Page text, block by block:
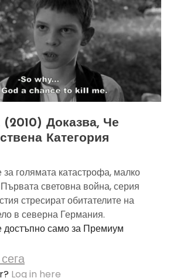
(2010) Доказва, Че
Категория
голямата катастрофа, малко
световна война, серия
стресират обитателите на
в северна Германия.
само за Премиум
Log in here